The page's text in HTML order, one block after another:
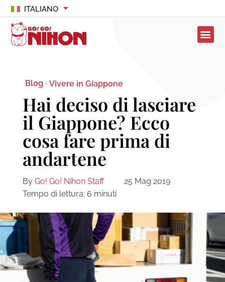
ITALIANO
Blog · Vivere in Giappone
Hai deciso di lasciare
il Giappone? Ecco
cosa fare prima di
andartene
By Go! Go! Nihon Staff
25 Mag 2019
Tempo di lettura: 6 minuti